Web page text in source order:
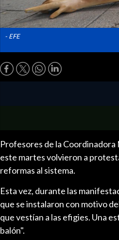
- EFE
Profesores de la
este martes volvieron a
reformas al sistema.
Esta vez, durante las
que se instalaron con motivo
que vestían a las efigies. Una
balón".